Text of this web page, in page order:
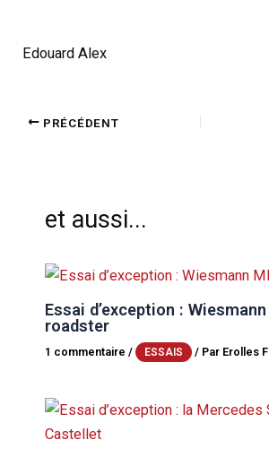
Edouard Alex
PRÉCÉDENT
et aussi...
Essai d’exception :
roadster
1 commentaire / ESSAIS / Par Erolles